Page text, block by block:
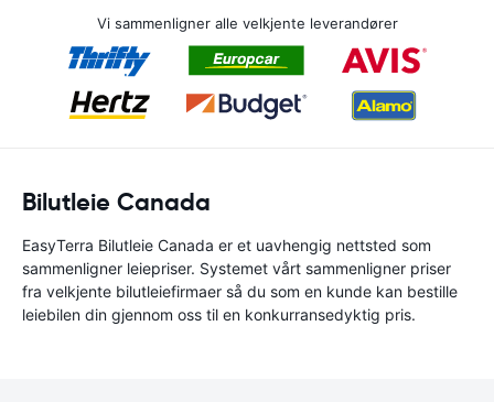
Vi sammenligner alle velkjente leverandører
Bilutleie Canada
EasyTerra Bilutleie Canada er et uavhengig nettsted som
sammenligner leiepriser. Systemet vårt sammenligner priser
fra velkjente bilutleiefirmaer så du som en kunde kan bestille
leiebilen din gjennom oss til en konkurransedyktig pris.